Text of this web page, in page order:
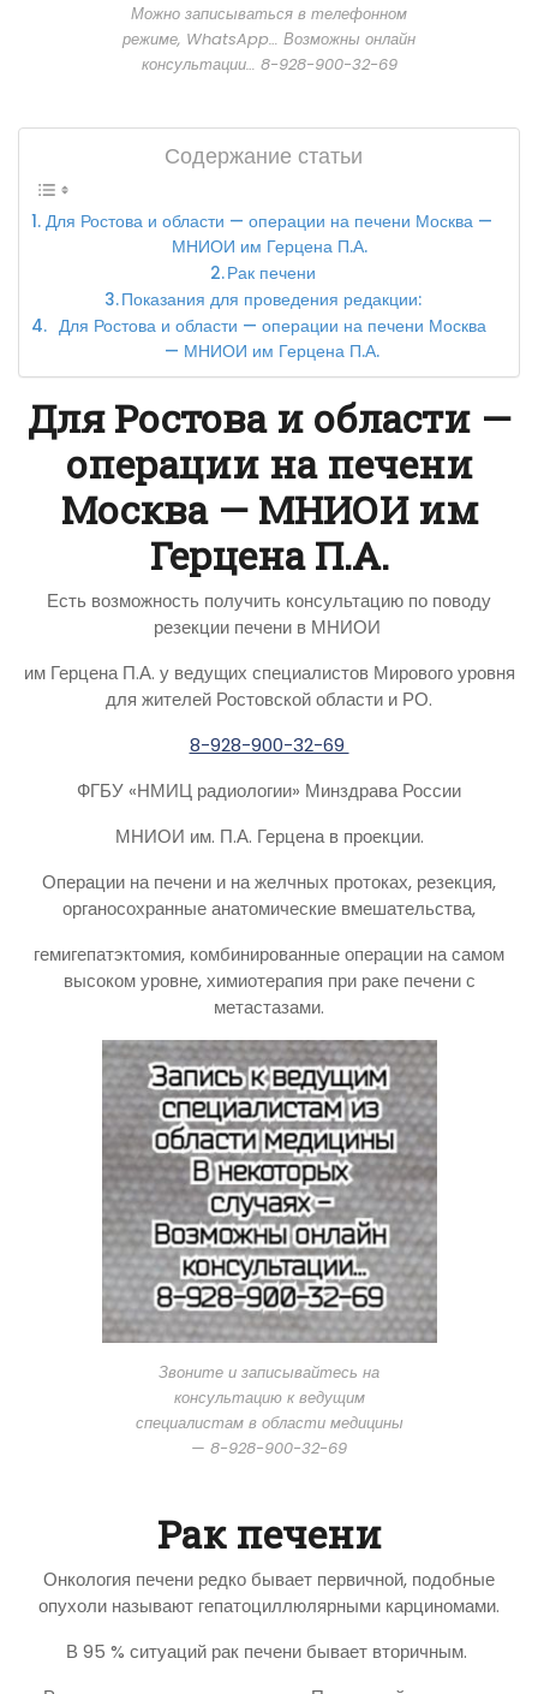
Можно записываться в телефонном
режиме, WhatsApp… Возможны онлайн
консультации… 8-928-900-32-69
Содержание статьи
Для Ростова и области — операции на печени Москва —
МНИОИ им Герцена П.А.
Рак печени
Показания для проведения редакции:
Для Ростова и области — операции на печени Москва
— МНИОИ им Герцена П.А.
Для Ростова и области —
операции на печени
Москва — МНИОИ им
Герцена П.А.
Есть возможность получить консультацию по поводу
резекции печени в МНИОИ
им Герцена П.А. у ведущих специалистов Мирового уровня
для жителей Ростовской области и РО.
8-928-900-32-69
ФГБУ «НМИЦ радиологии» Минздрава России
МНИОИ им. П.А. Герцена в проекции.
Операции на печени и на желчных протоках, резекция,
органосохранные анатомические вмешательства,
гемигепатэктомия, комбинированные операции на самом
высоком уровне, химиотерапия при раке печени с
метастазами.
Звоните и записывайтесь на
консультацию к ведущим
специалистам в области медицины
— 8-928-900-32-69
Рак печени
Онкология печени редко бывает первичной, подобные
опухоли называют гепатоциллюлярными карциномами.
В 95 % ситуаций рак печени бывает вторичным.